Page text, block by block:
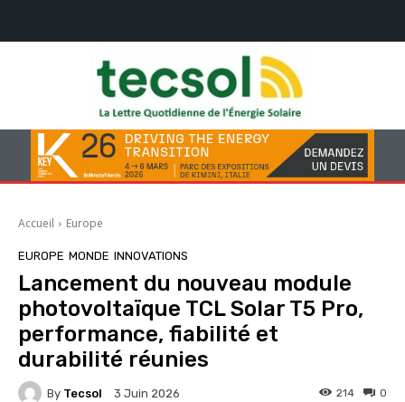
Accueil Europe
EUROPE MONDE INNOVATIONS
Lancement du nouveau module
photovoltaïque TCL Solar T5 Pro,
performance, fiabilité et
durabilité réunies
By Tecsol 3 Juin 2026 0
214